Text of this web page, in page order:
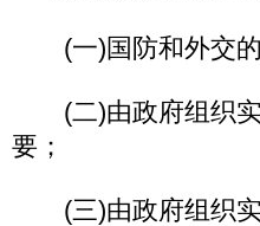
(一)国防和外交
(二)由政府组织实
要；
(三)由政府组织实